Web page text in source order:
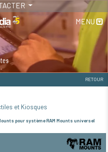
MENU
RETOUR
et Kiosques
pour système RAM Mounts universel